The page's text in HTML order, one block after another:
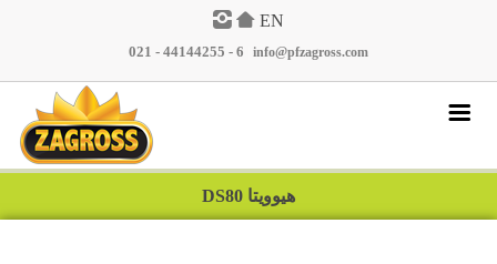
EN
021 - 44144255 - 6 info@pfzagross.com
پرسش و پاسخ
نمایندگان
هیوویتا DS80